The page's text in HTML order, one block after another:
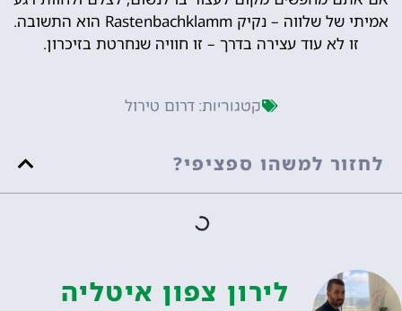
אמיתי של שלווה – נקיק Rastenbachklamm הוא התשובה.
זו לא עוד עצירה בדרך – זו חוויה שנחרטת בזיכרון.
קטגוריות: דרום טירול
לחזור למשהו ספציפי?
לירון צפון איטליה